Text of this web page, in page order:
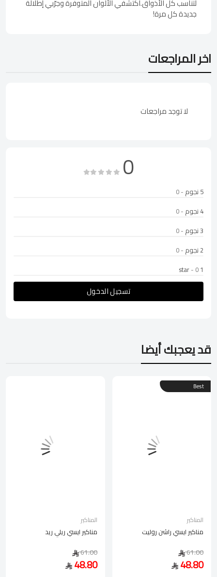
لتناسب كل الأذواق.اكتشفي الألوان المتوفرة وجرّبي إطلالة
جديدة كل مرة!
اخر المراجعات
لا توجد مراجعات
0
5 نجوم
- 0
4 نجوم
- 0
3 نجوم
- 0
2 نجوم
- 0
1 star
- 0
تسجيل الدخول
قد يعجبك أيضا
المناكير
مناكير ايسي ريلي ريد
61.00
48.80
Best
المناكير
مناكير ايسي راشن روليت
61.00
48.80